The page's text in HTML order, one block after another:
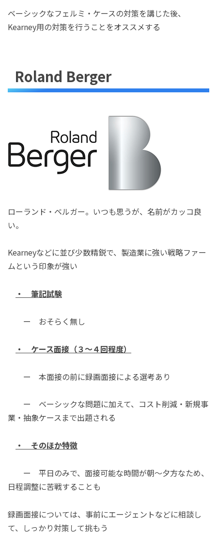
ベーシックなフェルミ・ケースの対策を講じた後、
Kearney用の対策を行うことをオススメする
Roland Berger
ローランド・ベルガー。いつも思うが、名前がカッコ良
い。
Kearneyなどに並び少数精鋭で、製造業に強い戦略ファー
ムという印象が強い
・ 筆記試験
ー おそらく無し
・ ケース面接（３～４回程度）
ー 本面接の前に録画面接による選考あり
ー ベーシックな問題に加えて、コスト削減・新規事
業・抽象ケースまで出題される
・ そのほか特徴
ー 平日のみで、面接可能な時間が朝～夕方なため、
日程調整に苦戦することも
録画面接については、事前にエージェントなどに相談し
て、しっかり対策して挑もう